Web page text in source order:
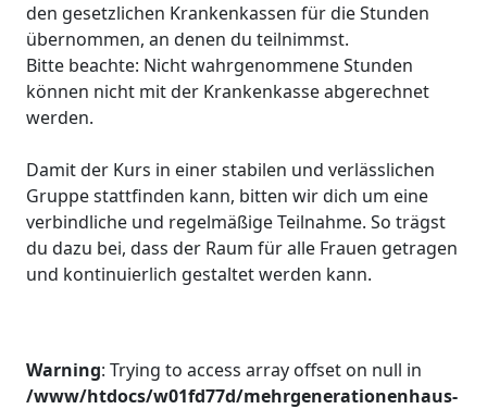
den gesetzlichen Krankenkassen für die Stunden
übernommen, an denen du teilnimmst.
Bitte beachte: Nicht wahrgenommene Stunden
können nicht mit der Krankenkasse abgerechnet
werden.
Damit der Kurs in einer stabilen und verlässlichen
Gruppe stattfinden kann, bitten wir dich um eine
verbindliche und regelmäßige Teilnahme. So trägst
du dazu bei, dass der Raum für alle Frauen getragen
und kontinuierlich gestaltet werden kann.
Warning: Trying to access array offset on null in
/www/htdocs/w01fd77d/mehrgenerationenhaus-